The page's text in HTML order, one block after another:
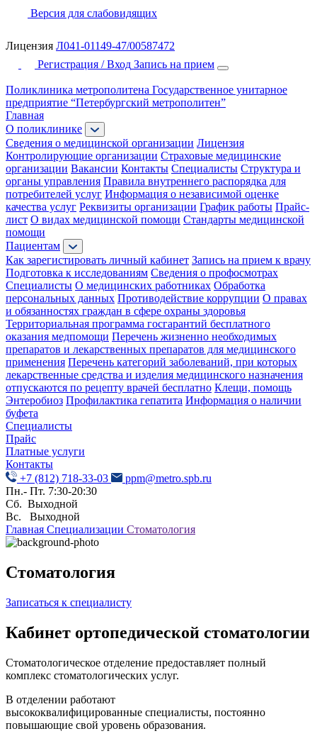
Версия для слабовидящих
Лицензия Л041-01149-47/00587472
Регистрация / Вход Запись на прием
Поликлиника метрополитена Государственное унитарное
предприятие “Петербургский метрополитен”
Главная
О поликлинике
Сведения о медицинской организации Лицензия
Контролирующие организации Страховые медицинские
организации Вакансии Контакты Специалисты Структура и
органы управления Правила внутреннего распорядка для
потребителей услуг Информация о независимой оценке
качества услуг Реквизиты организации График работы Прайс-
лист О видах медицинской помощи Стандарты медицинской
помощи
Пациентам
Как зарегистировать личный кабинет Запись на прием к врачу
Подготовка к исследованиям Сведения о профосмотрах
Специалисты О медицинских работниках Обработка
персональных данных Противодействие коррупции О правах
и обязанностях граждан в сфере охраны здоровья
Территориальная программа госгарантий бесплатного
оказания медпомощи Перечень жизненно необходимых
препаратов и лекарственных препаратов для медицинского
применения Перечень категорий заболеваний, при которых
лекарственные средства и изделия медицинского назначения
отпускаются по рецепту врачей бесплатно Клещи, помощь
Энтеробиоз Профилактика гепатита Информация о наличии
буфета
Специалисты
Прайс
Платные услуги
Контакты
+7 (812) 718-33-03
ppm@metro.spb.ru
Пн.- Пт. 7:30-20:30
Сб. Выходной
Вс. Выходной
Главная Специализации Стоматология
Стоматология
Записаться к специалисту
Кабинет ортопедической стоматологии
Стоматологическое отделение предоставляет полный
комплекс стоматологических услуг.
В отделении работают
высококвалифицированные специалисты, постоянно
повышающие свой уровень образования.